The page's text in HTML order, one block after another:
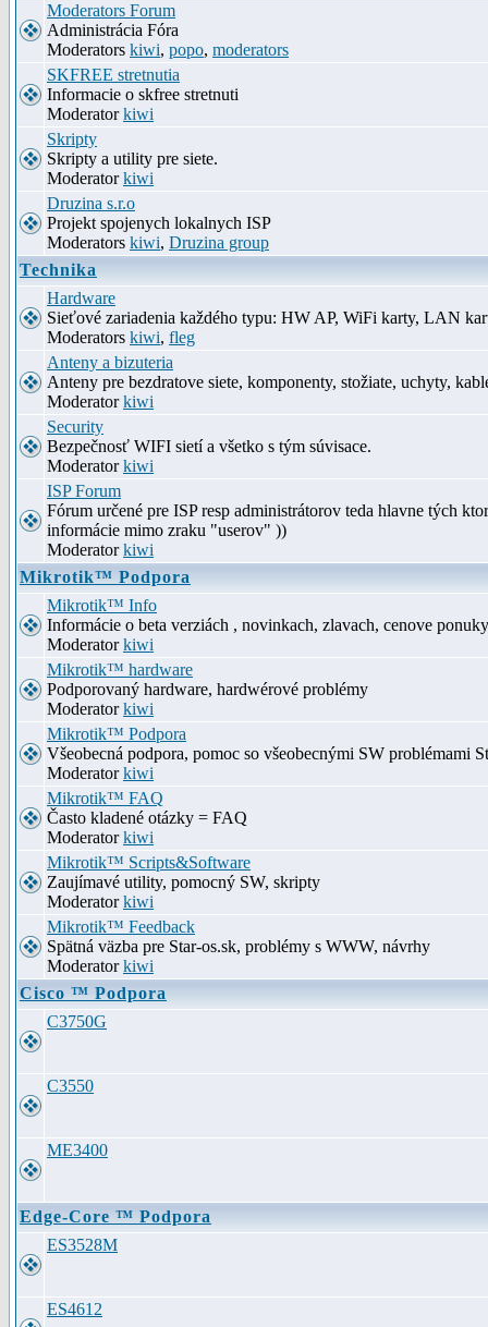
Moderators Forum
Administrácia Fóra
Moderators kiwi, popo, moderators
SKFREE stretnutia
Informacie o skfree stretnuti
Moderatorkiwi
Skripty
Skripty a utility pre siete.
Moderatorkiwi
Druzina s.r.o
Projekt spojenych lokalnych ISP
Moderators kiwi, Druzina group
Technika
Hardware
Sieťové zariadenia každého typu: HW AP, WiFi karty, LAN
Moderators kiwi, fleg
Anteny a bizuteria
Anteny pre bezdratove siete, komponenty, stožiate, uchyty,
Moderatorkiwi
Security
Bezpečnosť WIFI sietí a všetko s tým súvisace.
Moderatorkiwi
ISP Forum
Fórum určené pre ISP resp administrátorov teda hlavne tých
informácie mimo zraku "userov" ))
Moderatorkiwi
Mikrotik™ Podpora
Mikrotik™ Info
Informácie o beta verziách , novinkach, zlavach, cenove ponuky
Moderatorkiwi
Mikrotik™ hardware
Podporovaný hardware, hardwérové problémy
Moderatorkiwi
Mikrotik™ Podpora
Všeobecná podpora, pomoc so všeobecnými SW problémami
Moderatorkiwi
Mikrotik™ FAQ
Často kladené otázky = FAQ
Moderatorkiwi
Mikrotik™ Scripts&Software
Zaujímavé utility, pomocný SW, skripty
Moderatorkiwi
Mikrotik™ Feedback
Spätná väzba pre Star-os.sk, problémy s WWW, návrhy
Moderatorkiwi
Cisco ™ Podpora
C3750G
C3550
ME3400
Edge-Core ™ Podpora
ES3528M
ES4612